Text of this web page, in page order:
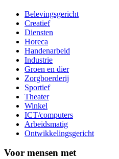
Belevingsgericht
Creatief
Diensten
Horeca
Handenarbeid
Industrie
Groen en dier
Zorgboerderij
Sportief
Theater
Winkel
ICT/computers
Arbeidsmatig
Ontwikkelingsgericht
Voor mensen met